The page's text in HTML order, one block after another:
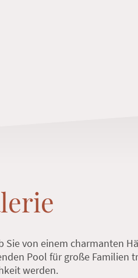
Sie von einem charmanten
Pool für große Familien
werden.